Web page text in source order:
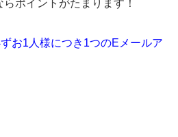
ポイントがたまります！
お1人様につき1つのEメールア